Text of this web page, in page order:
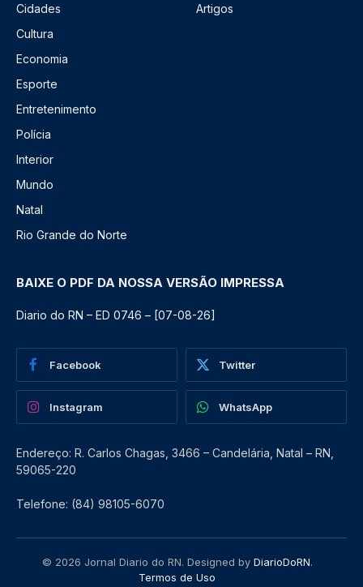
Cidades
Cultura
Economia
Esporte
Entretenimento
Polícia
Interior
Mundo
Natal
Rio Grande do Norte
Artigos
BAIXE O PDF DA NOSSA VERSÃO IMPRESSA
Diario do RN – ED 0746 – [07-08-26]
Facebook Twitter
Instagram WhatsApp
Endereço: R. Carlos Chagas, 3466 – Candelária, Natal – RN,
59065-220
Telefone: (84) 98105-6070
© 2026 Jornal Diario do RN. Designed by DiarioDoRN.
Termos de Uso